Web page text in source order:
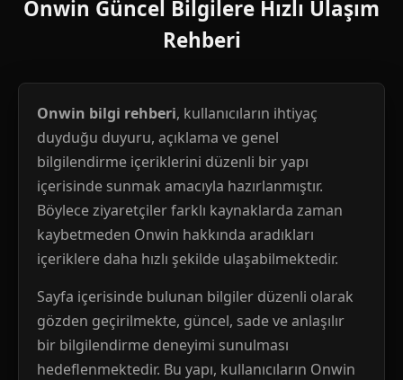
Onwin Güncel Bilgilere Hızlı Ulaşım
Rehberi
Onwin bilgi rehberi, kullanıcıların ihtiyaç
duyduğu duyuru, açıklama ve genel
bilgilendirme içeriklerini düzenli bir yapı
içerisinde sunmak amacıyla hazırlanmıştır.
Böylece ziyaretçiler farklı kaynaklarda zaman
kaybetmeden Onwin hakkında aradıkları
içeriklere daha hızlı şekilde ulaşabilmektedir.
Sayfa içerisinde bulunan bilgiler düzenli olarak
gözden geçirilmekte, güncel, sade ve anlaşılır
bir bilgilendirme deneyimi sunulması
hedeflenmektedir. Bu yapı, kullanıcıların Onwin